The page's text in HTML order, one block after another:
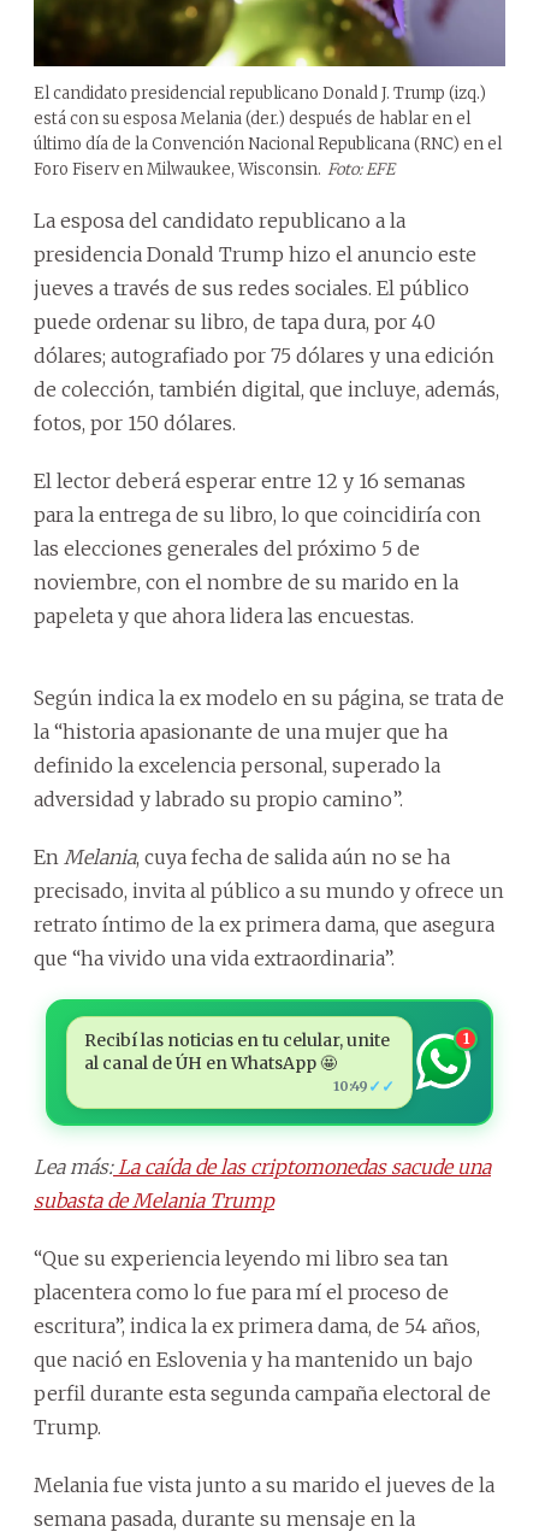
El candidato presidencial republicano Donald J. Trump (izq.)
está con su esposa Melania (der.) después de hablar en el
último día de la Convención Nacional Republicana (RNC) en el
Foro Fiserv en Milwaukee, Wisconsin. Foto: EFE
La esposa del candidato republicano a la
presidencia Donald Trump hizo el anuncio este
jueves a través de sus redes sociales. El público
puede ordenar su libro, de tapa dura, por 40
dólares; autografiado por 75 dólares y una edición
de colección, también digital, que incluye, además,
fotos, por 150 dólares.
El lector deberá esperar entre 12 y 16 semanas
para la entrega de su libro, lo que coincidiría con
las elecciones generales del próximo 5 de
noviembre, con el nombre de su marido en la
papeleta y que ahora lidera las encuestas.
Según indica la ex modelo en su página, se trata de
la “historia apasionante de una mujer que ha
definido la excelencia personal, superado la
adversidad y labrado su propio camino”.
En Melania, cuya fecha de salida aún no se ha
precisado, invita al público a su mundo y ofrece un
retrato íntimo de la ex primera dama, que asegura
que “ha vivido una vida extraordinaria”.
Recibí las noticias en tu celular, unite
al canal de ÚH en WhatsApp 🤩
10:49 ✓✓
1
Lea más:La caída de las criptomonedas sacude una
subasta de Melania Trump
“Que su experiencia leyendo mi libro sea tan
placentera como lo fue para mí el proceso de
escritura”, indica la ex primera dama, de 54 años,
que nació en Eslovenia y ha mantenido un bajo
perfil durante esta segunda campaña electoral de
Trump.
Melania fue vista junto a su marido el jueves de la
semana pasada, durante su mensaje en la